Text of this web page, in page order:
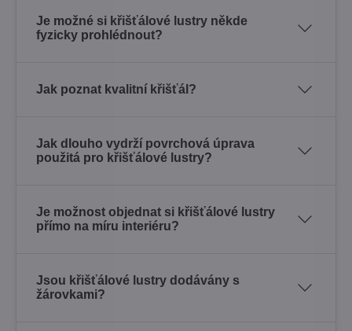
Je možné si křišťálové lustry někde
fyzicky prohlédnout?
Jak poznat kvalitní křišťál?
Jak dlouho vydrží povrchová úprava
použitá pro křišťálové lustry?
Je možnost objednat si křišťálové lustry
přímo na míru interiéru?
Jsou křišťálové lustry dodávány s
žárovkami?